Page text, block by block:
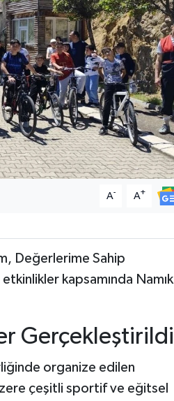
A- A+
Değerlerime Sahip
kapsamında Namık
Gerçekleştirildi
organize edilen
çeşitli sportif ve eğitsel